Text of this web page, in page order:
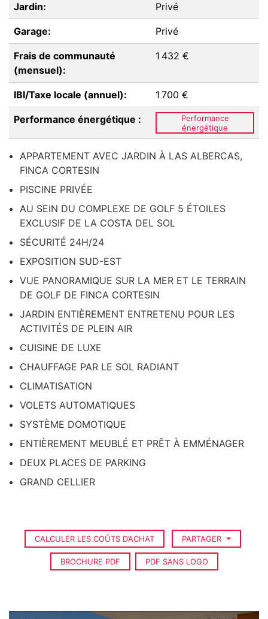
Jardin: Privé
Garage: Privé
Frais de communauté
(mensuel):
1 432 €
IBI/Taxe locale (annuel): 1 700 €
Performance énergétique :
Performance
énergétique
APPARTEMENT AVEC JARDIN À LAS ALBERCAS,
FINCA CORTESIN
PISCINE PRIVÉE
AU SEIN DU COMPLEXE DE GOLF 5 ÉTOILES
EXCLUSIF DE LA COSTA DEL SOL
SÉCURITÉ 24H/24
EXPOSITION SUD-EST
VUE PANORAMIQUE SUR LA MER ET LE TERRAIN
DE GOLF DE FINCA CORTESIN
JARDIN ENTIÈREMENT ENTRETENU POUR LES
ACTIVITÉS DE PLEIN AIR
CUISINE DE LUXE
CHAUFFAGE PAR LE SOL RADIANT
CLIMATISATION
VOLETS AUTOMATIQUES
SYSTÈME DOMOTIQUE
ENTIÈREMENT MEUBLÉ ET PRÊT À EMMÉNAGER
DEUX PLACES DE PARKING
GRAND CELLIER
CALCULER LES COÛTS D’ACHAT PARTAGER
BROCHURE PDF PDF SANS LOGO